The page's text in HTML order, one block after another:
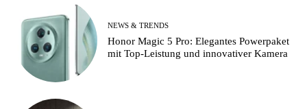
NEWS & TRENDS
Honor Magic 5 Pro: Elegantes Powerpaket
mit Top-Leistung und innovativer Kamera